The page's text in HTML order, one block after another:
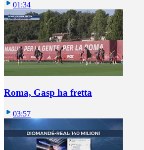
01:34
Roma, Gasp ha fretta
03:57